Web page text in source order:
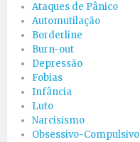
Ataques de Pânico
Automutilação
Borderline
Burn-out
Depressão
Fobias
Infância
Luto
Narcisismo
Obsessivo-Compulsivo